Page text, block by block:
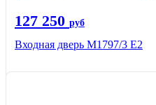
127 250 руб
Входная дверь М1797/3 Е2